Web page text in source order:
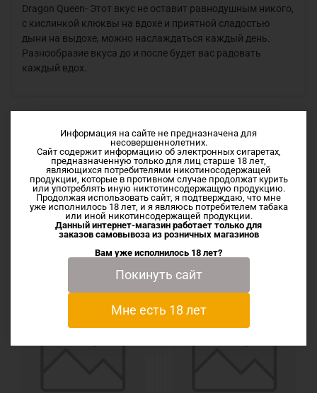
Dragon Queen- Этот вкус не оставит равнодушным никого,
с кислинкой клюквы на вдохе и приятной сладостью
дыни на выдохе, можно наслаждаться каждый день.
Разнообразие вкуса до и после будет вас радовать
каждый вдох.
Отзывы
Аналогичные товары
Информация на сайте не предназначена для
несовершеннолетних.
Сайт содержит информацию об электронных сигаретах,
предназначенную только для лиц старше 18 лет,
являющихся потребителями никотиносодержащей
продукции, которые в противном случае продолжат курить
или употреблять иную никтотинсодержащую продукцию.
Продолжая использовать сайт, я подтверждаю, что мне
уже исполнилось 18 лет, и я являюсь потребителем табака
или иной никотинсодержащей продукции.
Данный интернет-магазин работает только для
заказов самовывоза из розничных магазинов
Вам уже исполнилось 18 лет?
Покинуть сайт
Мне есть 18 лет